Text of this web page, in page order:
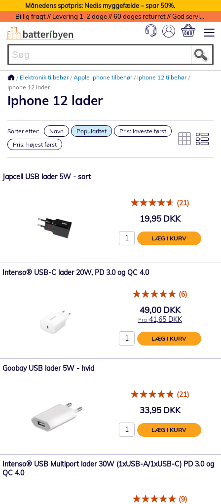
Månedens spotpris: Nedis myggefælde – spar 50%.
Billig fragt // Levering 1-2 dage // 60 dages returret // God service med garanti
Elektronik tilbehør Apple iphone tilbehør
Iphone 12 tilbehør
Iphone 12 lader
Iphone 12 lader
Sorter efter: Navn Popularitet
Pris: laveste først
Pris: højest først
Japcell USB lader 5W - sort
(21)
19,95 DKK
LÆG I KURV
Intenso® USB-C lader 20W, PD 3.0 og QC 4.0
(6)
49,00 DKK
Fra 41,65 DKK
LÆG I KURV
Goobay USB lader 5W - hvid
(21)
33,95 DKK
LÆG I KURV
Intenso® USB Multiport lader 30W (1xUSB-A/1xUSB-C) PD 3.0 og
QC 4.0
(9)